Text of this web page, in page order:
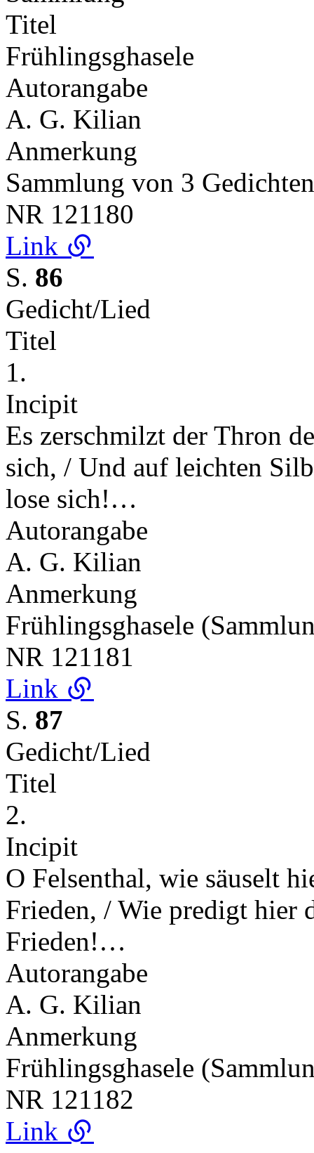
Titel
Frühlingsghasele
Autorangabe
A. G. Kilian
Anmerkung
Sammlung von 3
NR 121180
Link
S. 86
Gedicht/Lied
Titel
1.
Incipit
Es zerschmilzt der Thron
sich, / Und auf leichten
lose sich!…
Autorangabe
A. G. Kilian
Anmerkung
Frühlingsghasele
NR 121181
Link
S. 87
Gedicht/Lied
Titel
2.
Incipit
O Felsenthal, wie säuselt
Frieden, / Wie predigt hier
Frieden!…
Autorangabe
A. G. Kilian
Anmerkung
Frühlingsghasele
NR 121182
Link